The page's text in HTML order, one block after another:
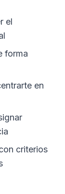
el
forma
en
criterios